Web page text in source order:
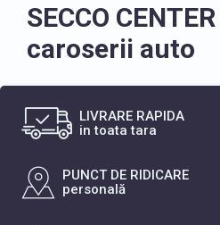
SECCO
caroserii auto
LIVRARE RAPIDA
in toata tara
PUNCT DE RIDICARE
personală